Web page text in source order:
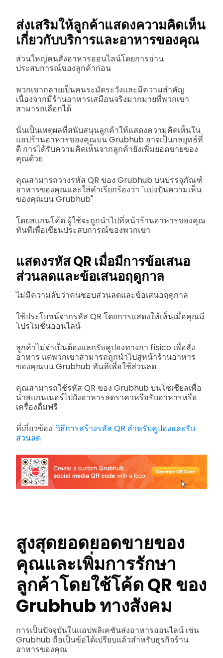
ส่งเสริมให้ลูกค้าแสดงความคิดเห็น
เกี่ยวกับบริการและอาหารของคุณ
ส่วนใหญ่คนสั่งอาหารออนไลน์โดยการอ่าน
ประสบการณ์ของลูกค้าก่อน
พวกเขากลายเป็นคนระมัดระวังและมีความสำคัญ
เนื่องจากมีร้านอาหารเสมือนจริงมากมายที่พวกเขา
สามารถเลือกได้
นั่นเป็นเหตุผลที่สนับสนุนลูกค้าให้แสดงความคิดเห็นใน
แอปร้านอาหารของคุณบน Grubhub อาจเป็นกลยุทธ์ที่
ดี การได้รับความคิดเห็นจากลูกค้ายังเพิ่มยอดขายของ
คุณด้วย
คุณสามารถวางรหัส QR ของ Grubhub บนบรรจุภัณฑ์
อาหารของคุณและใส่คำเรียกร้องว่า "แบ่งปันความเห็น
ของคุณบน Grubhub"
โดยสแกนโค้ด ผู้ใช้จะถูกนำไปที่หน้าร้านอาหารของคุณ
ทันทีเพื่อเขียนประสบการณ์ของพวกเขา
แสดงรหัส QR เมื่อมีการข้อเสนอ
ส่วนลดและข้อเสนอฤดูกาล
ไม่มีความลับว่าคนชอบส่วนลดและข้อเสนอฤดูกาล
ใช้ประโยชน์จากรหัส QR โดยการแสดงให้เห็นเมื่อคุณมี
โปรโมชั่นออนไลน์
ลูกค้าไม่จำเป็นต้องแลกรับคูปองทางกา físico เพื่อสั่ง
อาหาร แต่พวกเขาสามารถถูกนำไปสู่หน้าร้านอาหาร
ของคุณบน Grubhub ทันทีเพื่อใช้ส่วนลด
คุณสามารถใช้รหัส QR ของ Grubhub บนโซเชียลเพื่อ
นำสแกนเนอร์ไปยังอาหารลดราคาหรือรับอาหารหรือ
เครื่องดื่มฟรี
ที่เกี่ยวข้อง: วิธีการสร้างรหัส QR สำหรับคูปองและรับ
ส่วนลด
สูงสุดยอดยอดขายของ
คุณและเพิ่มการรักษา
ลูกค้าโดยใช้โค้ด QR ของ
Grubhub ทางสังคม
การเป็นปัจจุบันในแอปพลิเคชันส่งอาหารออนไลน์ เช่น
Grubhub ถือเป็นข้อได้เปรียบแล้วสำหรับธุรกิจร้าน
อาหารของคุณ